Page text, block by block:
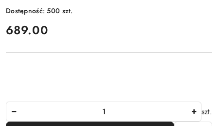
Dostępność:500 szt.
cena:
689.00
szt.